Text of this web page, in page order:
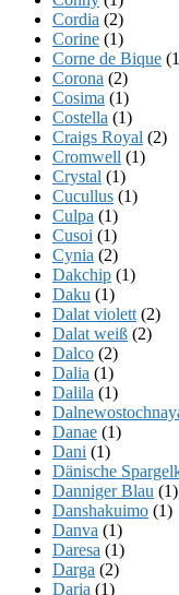
Cordia (2)
Corine (1)
Corne de Bique
Corona (2)
Cosima (1)
Costella (1)
Craigs Royal (2)
Cromwell (1)
Crystal (1)
Cucullus (1)
Culpa (1)
Cusoi (1)
Cynia (2)
Dakchip (1)
Daku (1)
Dalat violett (2)
Dalat weiß (2)
Dalco (2)
Dalia (1)
Dalila (1)
Danae (1)
Dani (1)
Dänische
Danniger Blau (1)
Danshakuimo (1)
Danva (1)
Daresa (1)
Darga (2)
Daria (1)